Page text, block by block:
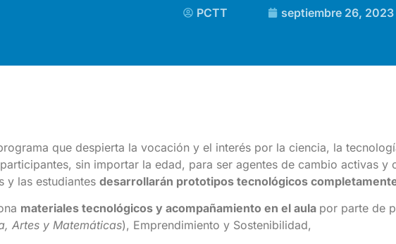
PCTT septiembre 26, 2023
que despierta la vocación y el interés por la ciencia, la
sin importar la edad, para ser agentes de cambio activas
y las estudiantes desarrollarán prototipos tecnológicos
materiales tecnológicos y acompañamiento en el aula por parte de
Artes y Matemáticas), Emprendimiento y Sostenibilidad,